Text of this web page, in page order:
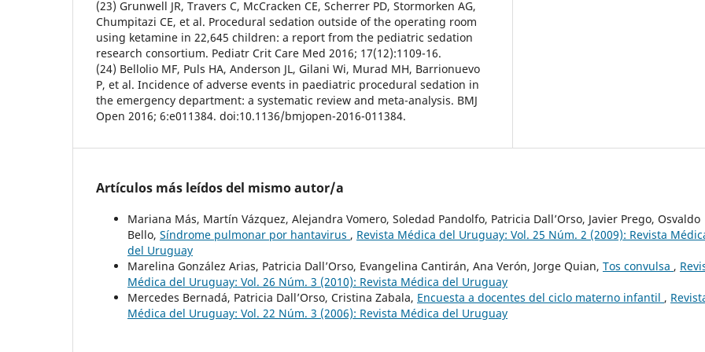
(23) Grunwell JR, Travers C, McCracken CE, Scherrer PD, Stormorken AG,
Chumpitazi CE, et al. Procedural sedation outside of the operating room
using ketamine in 22,645 children: a report from the pediatric sedation
research consortium. Pediatr Crit Care Med 2016; 17(12):1109-16.
(24) Bellolio MF, Puls HA, Anderson JL, Gilani Wi, Murad MH, Barrionuevo
P, et al. Incidence of adverse events in paediatric procedural sedation in
the emergency department: a systematic review and meta-analysis. BMJ
Open 2016; 6:e011384. doi:10.1136/bmjopen-2016-011384.
Artículos más leídos del mismo autor/a
Mariana Más, Martín Vázquez, Alejandra Vomero, Soledad Pandolfo, Patricia Dall’Orso, Javier Prego, Osvaldo
Bello, Síndrome pulmonar por hantavirus , Revista Médica del Uruguay: Vol. 25 Núm. 2 (2009): Revista
del Uruguay
Marelina González Arias, Patricia Dall’Orso, Evangelina Cantirán, Ana Verón, Jorge Quian, Tos convulsa ,
Médica del Uruguay: Vol. 26 Núm. 3 (2010): Revista Médica del Uruguay
Mercedes Bernadá, Patricia Dall’Orso, Cristina Zabala, Encuesta a docentes del ciclo materno infantil ,
Médica del Uruguay: Vol. 22 Núm. 3 (2006): Revista Médica del Uruguay